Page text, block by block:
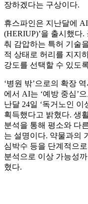
장하겠다는 구상이다.
휴스파인은 지난달에
(HERIUP)’을 출시했다
춰 감압하는 특허 기술
적 상태로 허리를 지지
강도를 선택할 수 있도
‘병원 밖’으로의 확장
에서 AI는 ‘예방 중심’
난달 24일 ‘독거노인
획득했다고 밝혔다. 생
분석을 통해 평소와 다
는 설명이다. 약물과의
심박수 등을 단계적으
분석으로 이상 가능성
혔다.